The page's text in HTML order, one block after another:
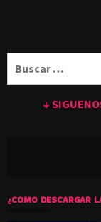
↓
¿COMO DESCARGAR